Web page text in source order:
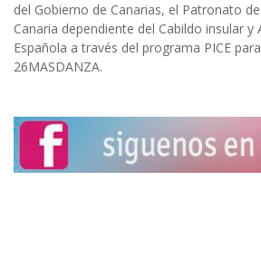
del Gobierno de Canarias, el Patronato
Canaria dependiente del Cabildo insular y
Española a través del programa PICE
26MASDANZA.